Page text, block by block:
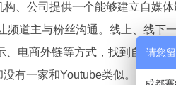
、公司提供一个能够建立自媒体
频道主与粉丝沟通。线上、线下
电商外链等方式，找到自己的收
有一家和Youtube类似。
请您